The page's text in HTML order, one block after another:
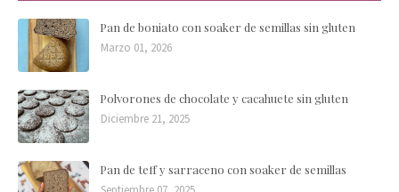
Pan de boniato con soaker de semillas sin gluten
Marzo 01, 2026
Polvorones de chocolate y cacahuete sin gluten
Diciembre 21, 2025
Pan de teff y sarraceno con soaker de semillas